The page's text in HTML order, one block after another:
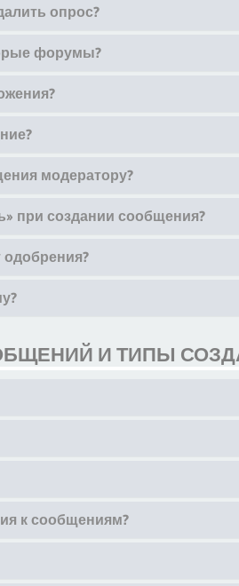
опрос?
форумы?
модератору?
при создании сообщения?
И ТИПЫ
к сообщениям?